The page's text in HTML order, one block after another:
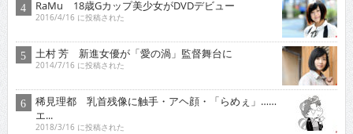
RaMu 18歳Gカップ美少女がDVDデビュー
2016/4/16 に投稿された
土村 芳 新進女優が「愛の渦」監督舞台に
2014/7/16 に投稿された
稀見理都 乳首残像に触手・アヘ顔・「らめぇ」……
エ...
2018/3/16 に投稿された